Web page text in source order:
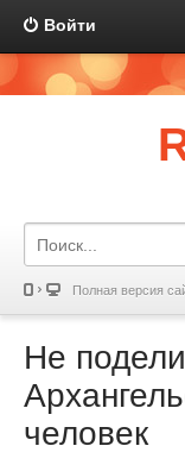
Войти
Полная версия
Не
человек